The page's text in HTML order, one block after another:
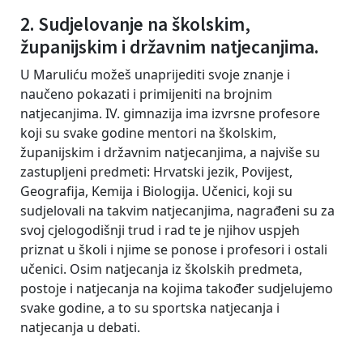
2. Sudjelovanje na školskim,
županijskim i državnim natjecanjima.
U Maruliću možeš unaprijediti svoje znanje i
naučeno pokazati i primijeniti na brojnim
natjecanjima. IV. gimnazija ima izvrsne profesore
koji su svake godine mentori na školskim,
županijskim i državnim natjecanjima, a najviše su
zastupljeni predmeti: Hrvatski jezik, Povijest,
Geografija, Kemija i Biologija. Učenici, koji su
sudjelovali na takvim natjecanjima, nagrađeni su za
svoj cjelogodišnji trud i rad te je njihov uspjeh
priznat u školi i njime se ponose i profesori i ostali
učenici. Osim natjecanja iz školskih predmeta,
postoje i natjecanja na kojima također sudjelujemo
svake godine, a to su sportska natjecanja i
natjecanja u debati.